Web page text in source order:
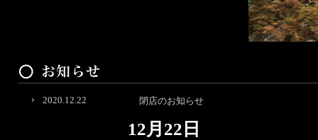
2020.12.22 閉店のお知らせ
12月22日